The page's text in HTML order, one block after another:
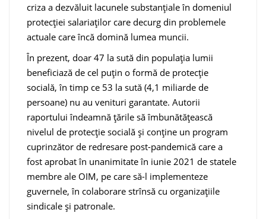
criza a dezvăluit lacunele substanțiale în domeniul
protecției salariaților care decurg din problemele
actuale care încă domină lumea muncii.
În prezent, doar 47 la sută din populația lumii
beneficiază de cel puțin o formă de protecție
socială, în timp ce 53 la sută (4,1 miliarde de
persoane) nu au venituri garantate. Autorii
raportului îndeamnă țările să îmbunătățească
nivelul de protecție socială și conține un program
cuprinzător de redresare post-pandemică care a
fost aprobat în unanimitate în iunie 2021 de statele
membre ale OIM, pe care să-l implementeze
guvernele, în colaborare strînsă cu organizațiile
sindicale și patronale.